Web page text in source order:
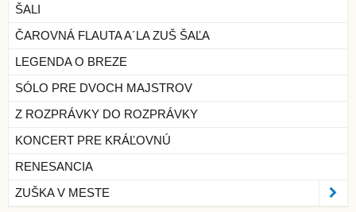
ŠALI
ČAROVNÁ FLAUTA A´LA ZUŠ ŠAĽA
LEGENDA O BREZE
SÓLO PRE DVOCH MAJSTROV
Z ROZPRÁVKY DO ROZPRÁVKY
KONCERT PRE KRÁĽOVNÚ
RENESANCIA
ZUŠKA V MESTE